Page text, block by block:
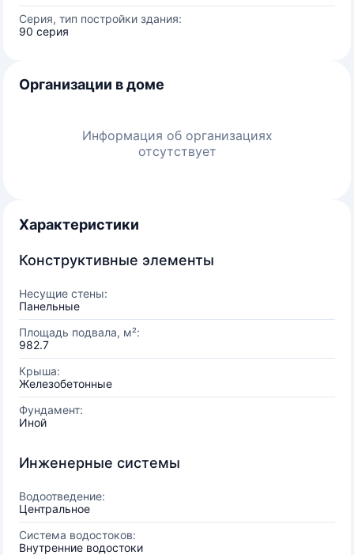
Серия, тип постройки здания:
90 серия
Организации в доме
Информация об организациях
отсутствует
Характеристики
Конструктивные элементы
Несущие стены:
Панельные
Площадь подвала, м²:
982.7
Крыша:
Железобетонные
Фундамент:
Иной
Инженерные системы
Водоотведение:
Центральное
Система водостоков:
Внутренние водостоки